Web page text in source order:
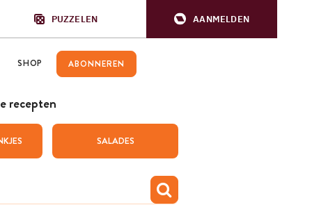
PUZZELEN AANMELDEN
SHOP ABONNEREN
recepten
SALADES